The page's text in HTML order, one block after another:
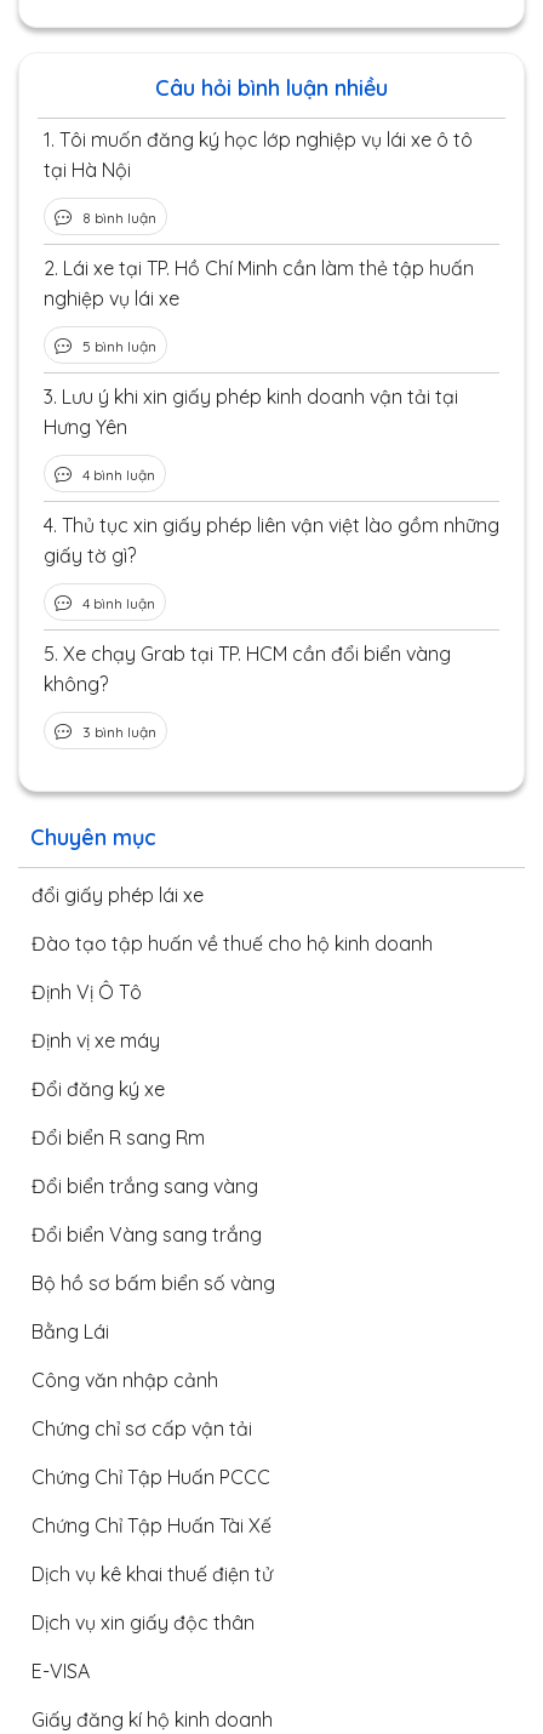
Chuyên mục
đổi giấy phép lái xe
Đào tạo tập huấn về thuế cho hộ kinh doanh
Định Vị Ô Tô
Định vị xe máy
Đổi đăng ký xe
Đổi biển R sang Rm
Đổi biển trắng sang vàng
Đổi biển Vàng sang trắng
Bộ hồ sơ bấm biển số vàng
Bằng Lái
Công văn nhập cảnh
Chứng chỉ sơ cấp vận tải
Chứng Chỉ Tập Huấn PCCC
Chứng Chỉ Tập Huấn Tài Xế
Dịch vụ kê khai thuế điện tử
Dịch vụ xin giấy độc thân
E-VISA
Giấy đăng kí hộ kinh doanh
Câu hỏi bình luận nhiều
1. Tôi muốn đăng ký học lớp nghiệp vụ lái xe ô tô
tại Hà Nội
8 bình luận
2. Lái xe tại TP. Hồ Chí Minh cần làm thẻ tập huấn
nghiệp vụ lái xe
5 bình luận
3. Lưu ý khi xin giấy phép kinh doanh vận tải tại
Hưng Yên
4 bình luận
4. Thủ tục xin giấy phép liên vận việt lào gồm những
giấy tờ gì?
4 bình luận
5. Xe chạy Grab tại TP. HCM cần đổi biển vàng
không?
3 bình luận